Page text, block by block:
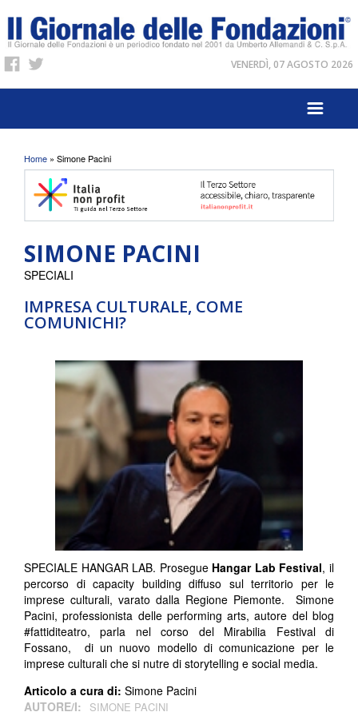
VENERDÌ, 07 AGOSTO 2026
Tu sei qui
Home » Simone Pacini
SIMONE PACINI
IMPRESA CULTURALE, COME
COMUNICHI?
SPECIALI
SPECIALE HANGAR LAB. Prosegue Hangar Lab Festival, il
percorso di capacity building diffuso sul territorio per le
imprese culturali, varato dalla Regione Piemonte. Simone
Pacini, professionista delle performing arts, autore del blog
#fattiditeatro, parla nel corso del Mirabilia Festival di
Fossano, di un nuovo modello di comunicazione per le
imprese culturali che si nutre di storytelling e social media.
Articolo a cura di: Simone Pacini
AUTORE/I:
SIMONE PACINI